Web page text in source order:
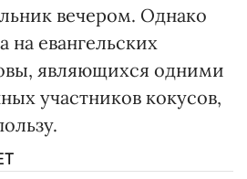
вечером. Однако
на евангельских
являющихся одними
участников кокусов,